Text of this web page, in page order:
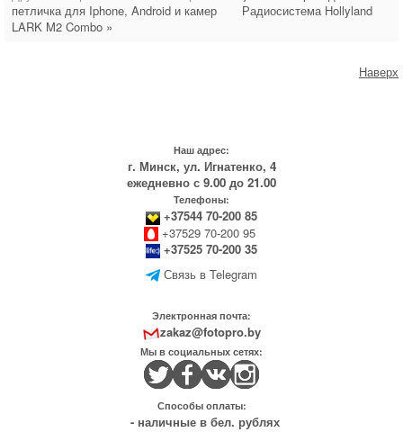
петличка для Iphone, Android и камер
Радиосистема Hollyland
LARK M2 Combo »
Наверх
Наш адрес:
г. Минск, ул. Игнатенко, 4
ежедневно с 9.00 до 21.00
Телефоны:
+37544 70-200 85
+37529 70-200 95
+37525 70-200 35
Связь в Telegram
Электронная почта:
zakaz@fotopro.by
Мы в социальных сетях:
Способы оплаты:
- наличные в бел. рублях